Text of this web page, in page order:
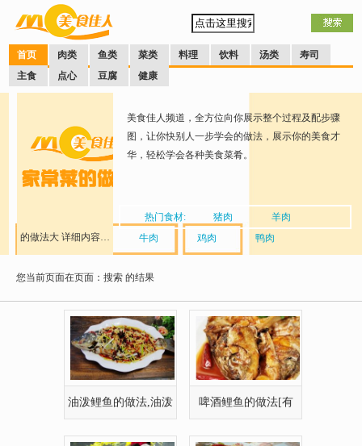
首页 肉类 鱼类 菜类 料理 饮料 汤类
寿司
主食
点心 豆腐 健康
详细内容…
的做法大
全
美食佳人频道，全方位向你展示整个过程及配步骤
图，让你快别人一步学会的做法，展示你的美食才
华，轻松学会各种美食菜肴。
热门食材: 猪肉
羊肉
牛肉
鸡肉 鸭肉
您当前页面在页面：搜索 的结果
油泼鲤鱼的做法,油泼 啤酒鲤鱼的做法[有